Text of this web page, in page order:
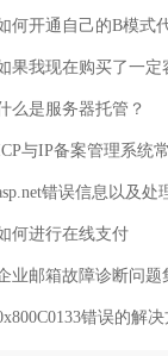
何开通自己的B模式
果我现在购买了一
么是服务器托管？
与IP备案管理系统
错误信息以及处
何进行在线支付
业邮箱故障诊断问题
错误的解